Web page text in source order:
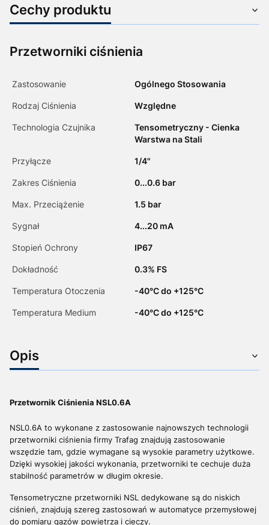
Cechy produktu
Przetworniki ciśnienia
Zastosowanie Ogólnego Stosowania
Rodzaj Ciśnienia Względne
Technologia Czujnika
Tensometryczny - Cienka
Warstwa na Stali
Przyłącze 1/4"
Zakres Ciśnienia 0...0.6 bar
Max. Przeciążenie 1.5 bar
Sygnał 4...20 mA
Stopień Ochrony IP67
Dokładność 0.3% FS
Temperatura Otoczenia -40°C do +125°C
Temperatura Medium -40°C do +125°C
Opis
Przetwornik Ciśnienia NSL0.6A
NSL0.6A to wykonane z zastosowanie najnowszych technologii
przetworniki ciśnienia firmy Trafag znajdują zastosowanie
wszędzie tam, gdzie wymagane są wysokie parametry użytkowe.
Dzięki wysokiej jakości wykonania, przetworniki te cechuje duża
stabilność parametrów w długim okresie.
Tensometryczne przetworniki NSL dedykowane są do niskich
ciśnień, znajdują szereg zastosowań w automatyce przemysłowej
do pomiaru gazów powietrza i cieczy.